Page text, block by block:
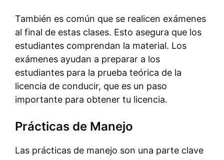
También es común que se realicen exámenes
al final de estas clases. Esto asegura que los
estudiantes comprendan la material. Los
exámenes ayudan a preparar a los
estudiantes para la prueba teórica de la
licencia de conducir, que es un paso
importante para obtener tu licencia.
Prácticas de Manejo
Las prácticas de manejo son una parte clave